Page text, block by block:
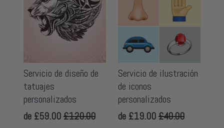
Servicio de diseño de
tatuajes
personalizados
de £59.00£120.00
Servicio de ilustración
de iconos
personalizados
de £19.00£40.00